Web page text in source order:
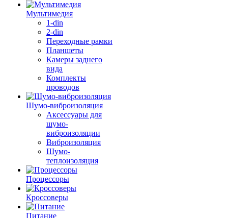
Мультимедия
1-din
2-din
Переходные рамки
Планшеты
Камеры заднего
вида
Комплекты
проводов
Шумо-виброизоляция
Аксессуары для
шумо-
виброизоляции
Виброизоляция
Шумо-
теплоизоляция
Процессоры
Кроссоверы
Питание